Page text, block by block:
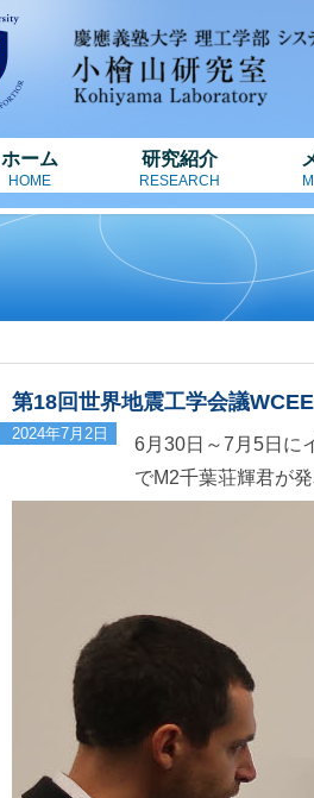
ホーム
HOME
研究紹介
RESEARCH
第18回世界地震工学会議
2024年7月2日
6月30日～7月5日に
でM2千葉荘輝君が発